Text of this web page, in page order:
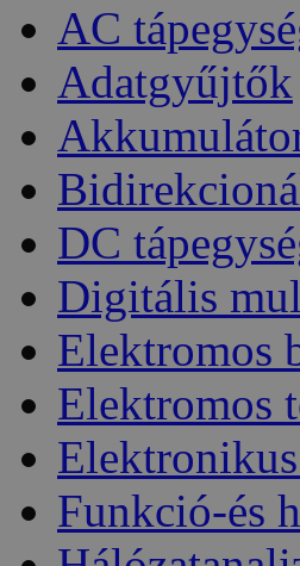
AC
Adatgyűjtők
DC
Digitális
Elektromos
Elektromos
Funkció-és